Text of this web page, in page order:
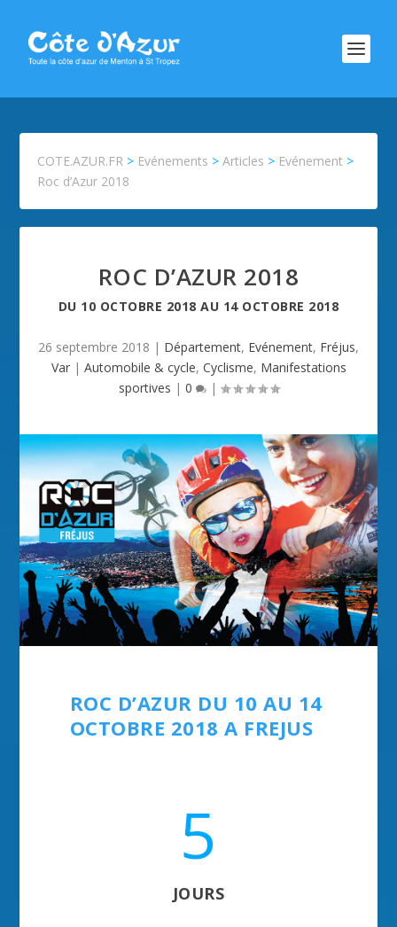
COTE.AZUR.FR > Evénements >Articles > Evénement >
Roc d’Azur 2018
ROC D’AZUR 2018
DU 10 OCTOBRE 2018 AU 14 OCTOBRE 2018
26 septembre 2018 | Département, Evénement, Fréjus,
Var| Automobile & cycle, Cyclisme, Manifestations
sportives | 0 |
ROC D’AZUR DU 10 AU 14
OCTOBRE 2018 A FREJUS
5
JOURS